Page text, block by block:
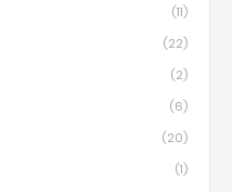
(11)
(22)
(2)
(6)
(20)
(1)